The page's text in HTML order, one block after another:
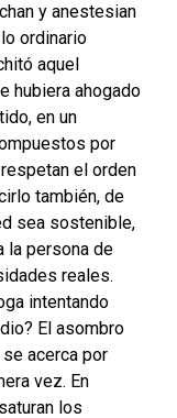
y anestesian
ordinario
aquel
hubiera ahogado
en un
por
el orden
también, de
sea sostenible,
la persona de
reales.
intentando
El asombro
acerca por
vez. En
los